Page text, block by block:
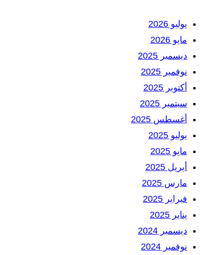
يوليو 2026
مايو 2026
ديسمبر 2025
نوفمبر 2025
أكتوبر 2025
سبتمبر 2025
أغسطس 2025
يوليو 2025
مايو 2025
أبريل 2025
مارس 2025
فبراير 2025
يناير 2025
ديسمبر 2024
نوفمبر 2024